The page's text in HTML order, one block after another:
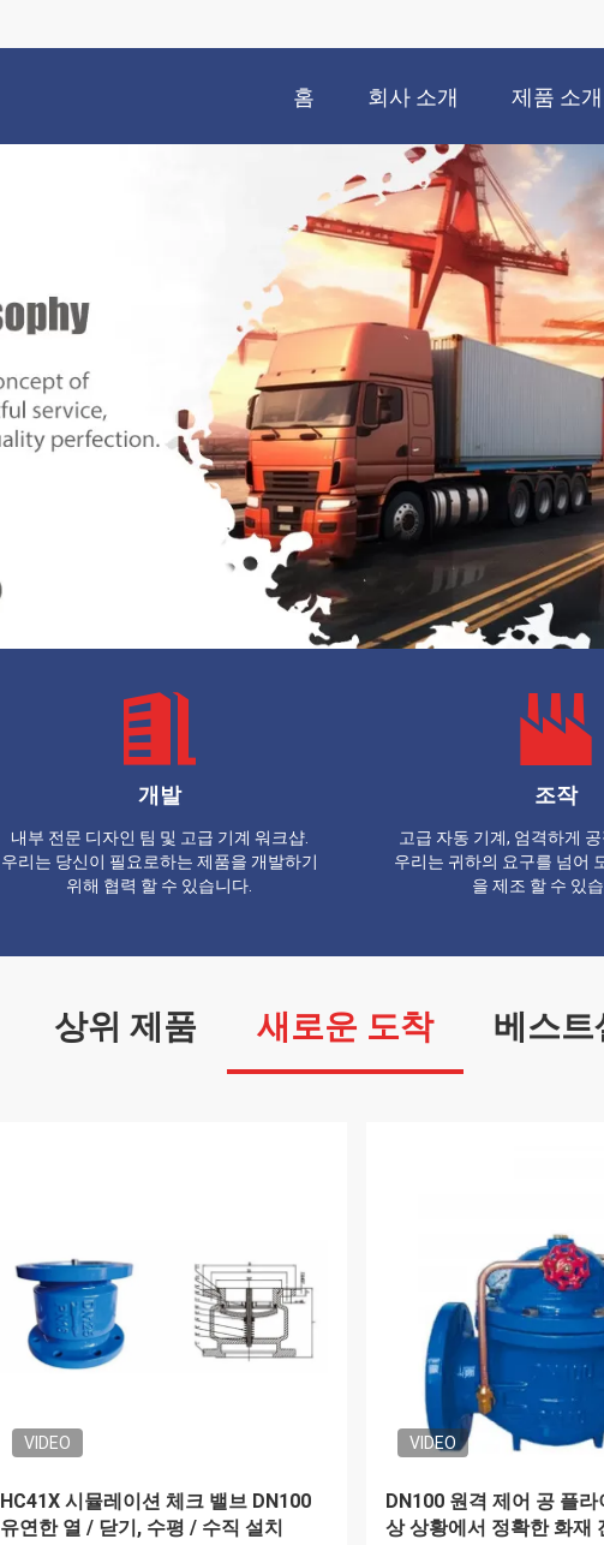
홈 회사 소개 제품 소개
개발
내부 전문 디자인 팀 및 고급 기계 워크샵.
우리는 당신이 필요로하는 제품을 개발하기
위해 협력 할 수 있습니다.
조작
고급 자동 기계, 엄격하게 공
우리는 귀하의 요구를 넘어
을 제조 할 수 있
상위 제품 새로운 도착 베스트
빠른 작업 문에서 문으로 배송 중국에
서 운송자
항공 화물 문에서 문에 컨
서 문으로 두바이로 배송